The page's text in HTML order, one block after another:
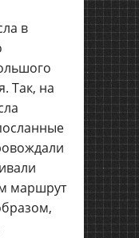
в
Так, на
маршрут